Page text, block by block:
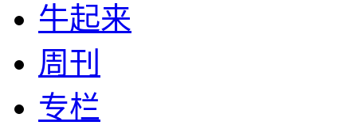
牛起来
周刊
专栏